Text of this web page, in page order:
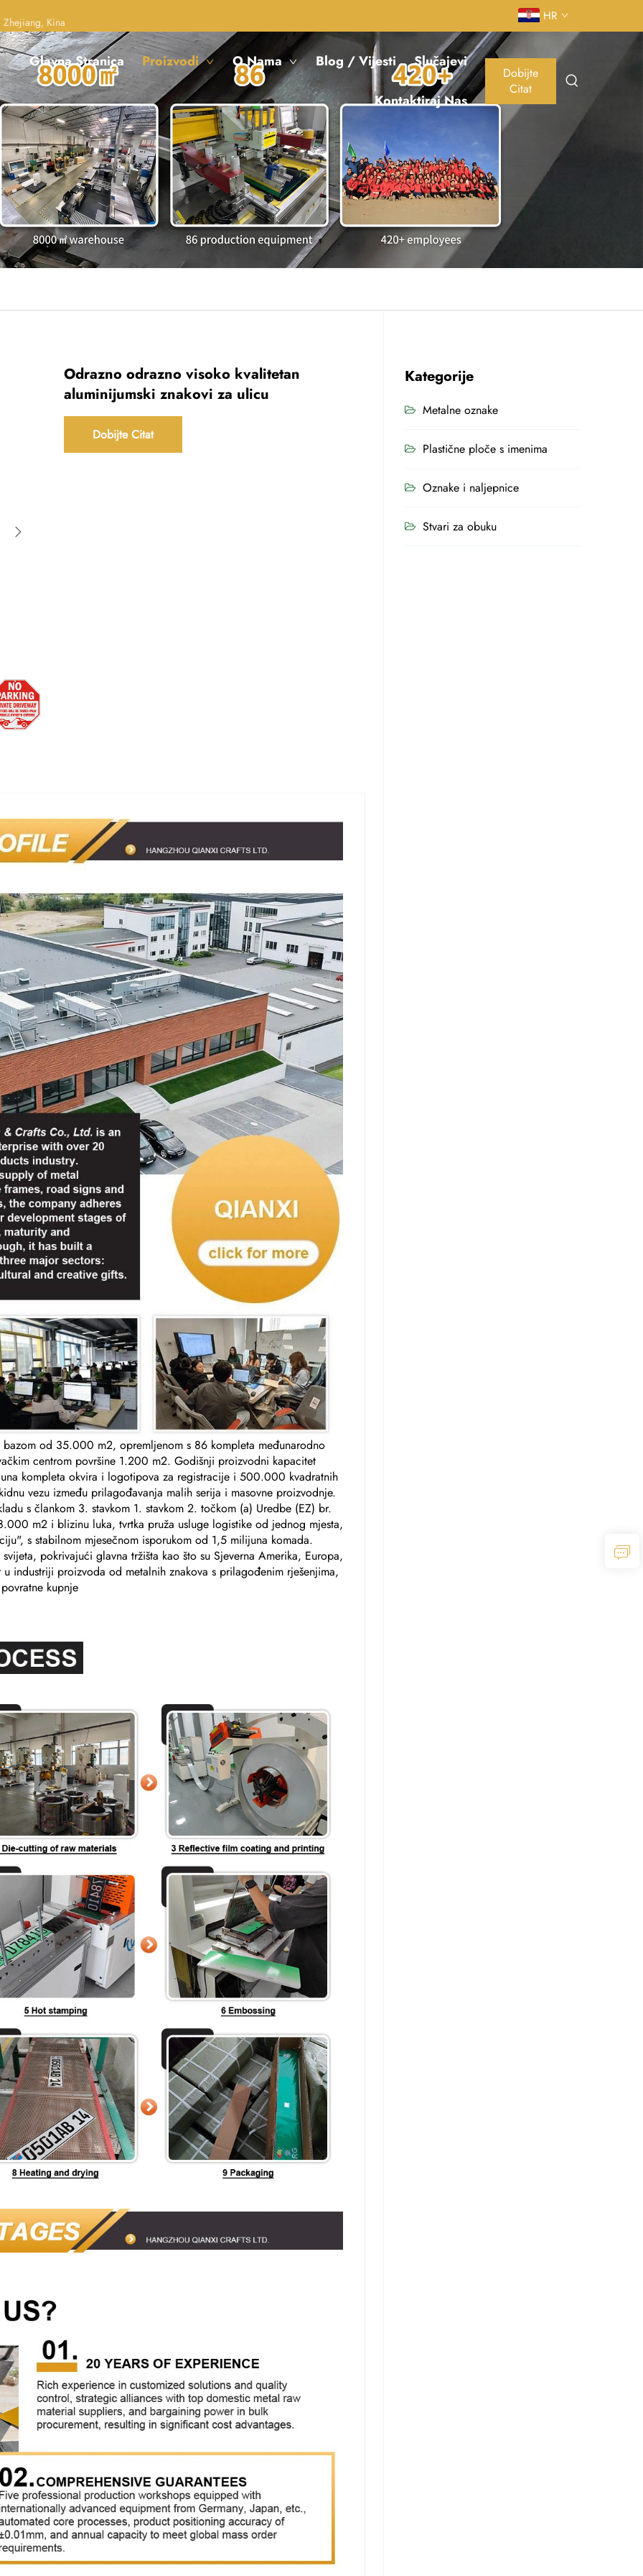
Kina HR
Glavna Stranica Proizvodi O Nama Blog / Vijesti Slučajevi
Kontaktiraj Nas
Dobijte
Citat
Odrazno odrazno visoko kvalitetan
aluminijumski znakovi za ulicu
Dobijte Citat
od 35.000 m2, opremljenom s 86 kompleta međunarodno
centrom površine 1.200 m2. Godišnji proizvodni kapacitet
kompleta okvira i logotipova za registracije i 500.000 kvadratnih
vezu između prilagođavanja malih serija i masovne proizvodnje.
s člankom 3. stavkom 1. stavkom 2. točkom (a) Uredbe (EZ) br.
m2 i blizinu luka, tvrtka pruža usluge logistike od jednog mjesta,
s stabilnom mjesečnom isporukom od 1,5 milijuna komada.
pokrivajući glavna tržišta kao što su Sjeverna Amerika, Europa,
industriji proizvoda od metalnih znakova s prilagođenim rješenjima,
kupnje
Kategorije
Metalne oznake
Plastične ploče s imenima
Oznake i naljepnice
Stvari za obuku